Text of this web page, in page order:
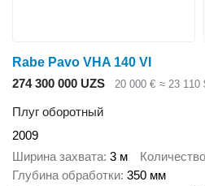
Rabe Pavo VHA 140 VI
274 300 000 UZS
20 000 € ≈ 23 110
Плуг оборотный
2009
Ширина захвата 3 м
Глубина обработки 350 мм